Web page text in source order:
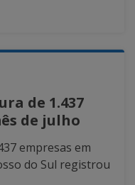
de 1.437
de julho
empresas em
do Sul registrou